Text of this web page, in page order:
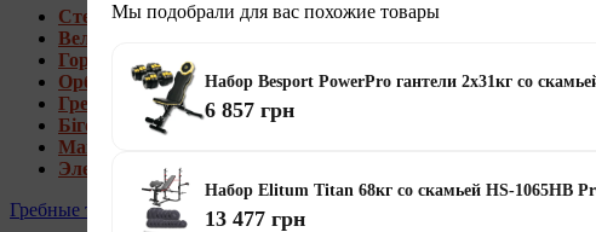
Степпери
Велотренажери
Горизонтальні велотренажери
Орбітреки
Гребні тренажери
Бігові доріжки
Магнитные орбитреки
Электромагнитные орбитреки
Гребные тренажеры
Мы подобрали для вас похожие товары
Набор Besport PowerPro гантели 2х31кг со
6 857 грн
Набор Elitum Titan 68кг со скамьей HS-1065HB
13 477 грн